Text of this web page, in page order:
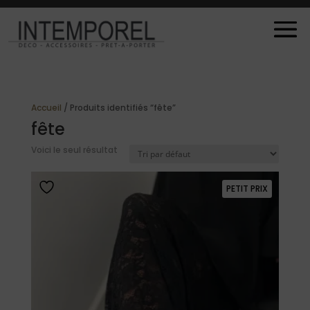
Accueil / Produits identifiés “fête”
fête
Voici le seul résultat
PETIT PRIX